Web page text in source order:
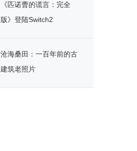
《匹诺曹的谎言：完全
版》登陆Switch2
沧海桑田：一百年前的古
建筑老照片